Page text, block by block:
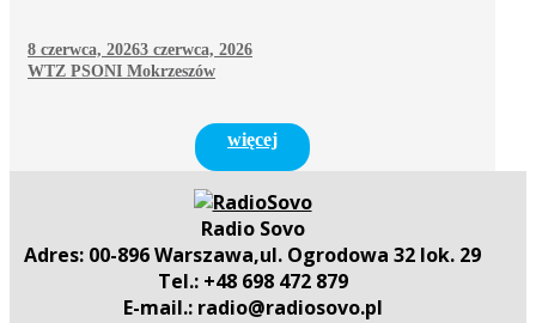
8 czerwca, 20263 czerwca, 2026
WTZ PSONI Mokrzeszów
więcej
Radio Sovo
Adres: 00-896 Warszawa,ul. Ogrodowa 32 lok. 29
Tel.: +48 698 472 879
E-mail.: radio@radiosovo.pl